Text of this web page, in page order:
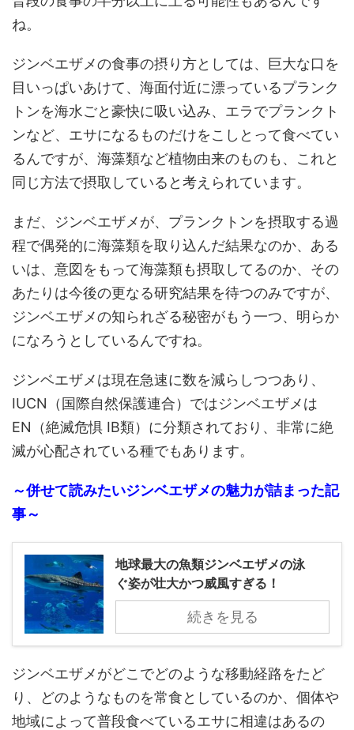
ね。
ジンベエザメの食事の摂り方としては、巨大な口を
目いっぱいあけて、海面付近に漂っているプランク
トンを海水ごと豪快に吸い込み、エラでプランクト
ンなど、エサになるものだけをこしとって食べてい
るんですが、海藻類など植物由来のものも、これと
同じ方法で摂取していると考えられています。
まだ、ジンベエザメが、プランクトンを摂取する過
程で偶発的に海藻類を取り込んだ結果なのか、ある
いは、意図をもって海藻類も摂取してるのか、その
あたりは今後の更なる研究結果を待つのみですが、
ジンベエザメの知られざる秘密がもう一つ、明らか
になろうとしているんですね。
ジンベエザメは現在急速に数を減らしつつあり、
IUCN（国際自然保護連合）ではジンベエザメは
EN（絶滅危惧 ⅠB類）に分類されており、非常に絶
滅が心配されている種でもあります。
～併せて読みたいジンベエザメの魅力が詰まった記
事～
地球最大の魚類ジンベエザメの泳
ぐ姿が壮大かつ威風すぎる！
続きを見る
ジンベエザメがどこでどのような移動経路をたど
り、どのようなものを常食としているのか、個体や
地域によって普段食べているエサに相違はあるの